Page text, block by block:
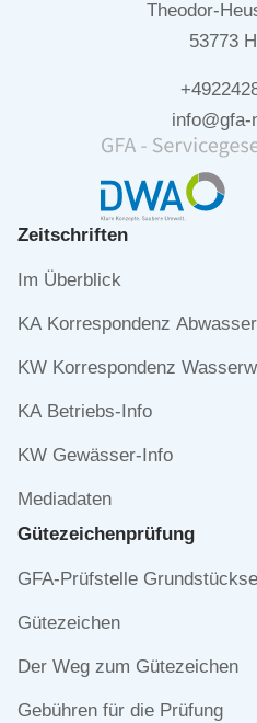
Theodor-
53773
info@gfa-
Zeitschriften
Navigation
Im Überblick
KA Korrespondenz
KW Korrespondenz
KA Betriebs-Info
KW Gewässer-Info
Mediadaten
Gütezeichen­prüfung
Navigation
GFA-Prüfstelle
Gütezeichen
Der Weg zum Gütezeichen
Gebühren für die Prüfung